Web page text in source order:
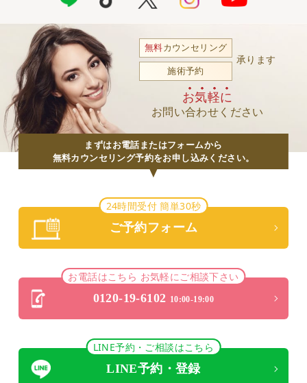
無料カウンセリング
施術予約
承ります
お気軽に
お問い合わせください
まずはお電話またはフォームから
無料カウンセリング予約をお申し込みください。
24時間受付 簡単30秒
ご予約フォーム
お電話はこちら お気軽にご相談下さい
0120-19-6102 10:00-19:00
LINE予約・ご相談はこちら
LINE予約・登録